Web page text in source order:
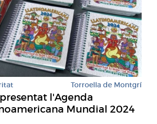
Torroella de Montgrí
l'Agenda
Mundial 2024